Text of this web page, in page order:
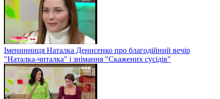
Іменинниця Наталка Денисенко про благодійний вечір
"Наталка-читалка" і знімання "Скажених сусідів"